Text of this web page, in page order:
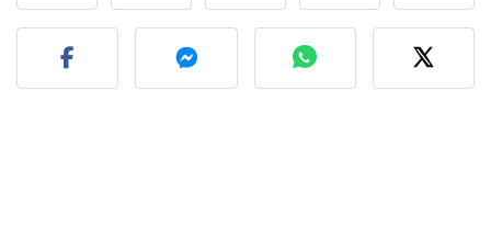
Publier votre photo de